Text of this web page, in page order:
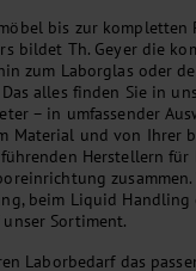
bis zur kompletten
bildet Th. Geyer die
zum Laborglas oder
alles finden Sie in
– in umfassender
Material und von Ihrer
Herstellern für
zusammen.
beim Liquid
Sortiment.
Laborbedarf das